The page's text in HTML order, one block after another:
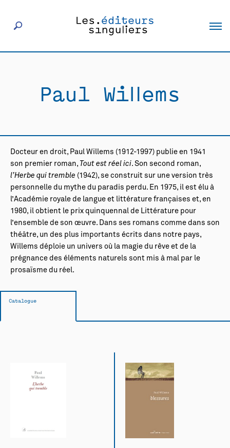
Éditeurs
Actualités
Rencontres
Paul Willems
Docteur en droit, Paul Willems (1912-1997) publie en 1941
son premier roman, Tout est réel ici. Son second roman,
l’Herbe qui tremble (1942), se construit sur une version très
personnelle du mythe du paradis perdu. En 1975, il est élu à
l’Académie royale de langue et littérature françaises et, en
1980, il obtient le prix quinquennal de Littérature pour
l’ensemble de son œuvre. Dans ses romans comme dans son
théâtre, un des plus importants écrits dans notre pays,
Willems déploie un univers où la magie du rêve et de la
prégnance des éléments naturels sont mis à mal par le
prosaïsme du réel.
Catalogue